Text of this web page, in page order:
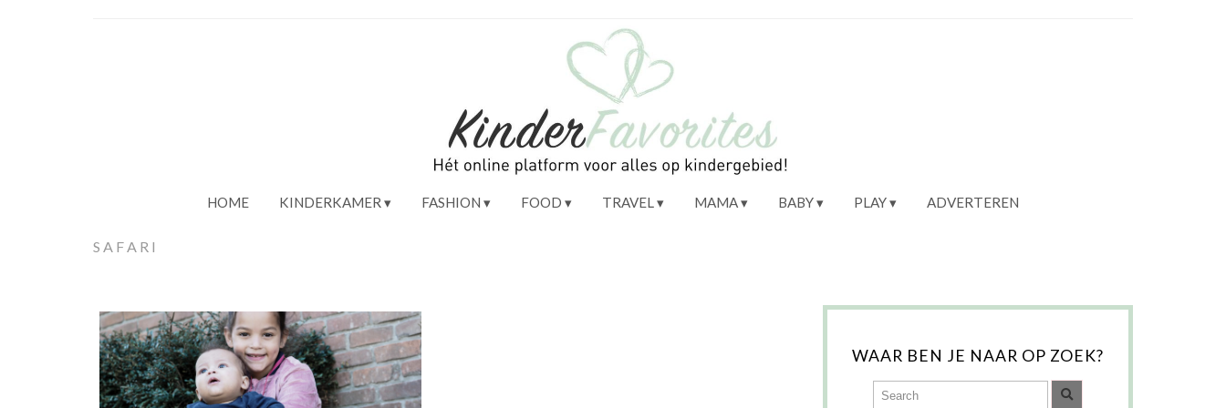
HOME KINDERKAMER FASHION FOOD TRAVEL MAMA BABY PLAY ADVERTEREN
SAFARI
WAAR BEN JE NAAR OP ZOEK?